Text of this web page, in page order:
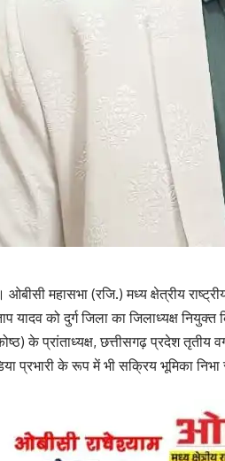
ओबीसी महासभा (रजि.) मध्य क्षेत्रीय
यादव को दुर्ग जिला का जिलाध्यक्ष
के प्रांताध्यक्ष, छत्तीसगढ़ प्रदेश तृतीय
प्रभारी के रूप में भी सक्रिय भूमिका निभा